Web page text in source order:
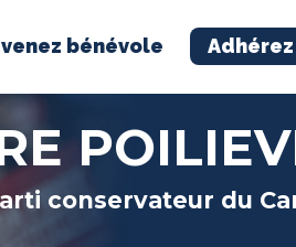
bénévole Adhérez
conservateur du